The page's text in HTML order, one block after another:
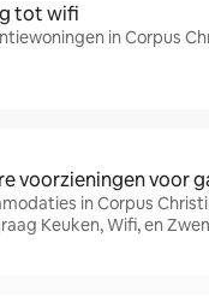
tot wifi
in Corpus
voorzieningen voor
in Corpus
Keuken, Wifi, en